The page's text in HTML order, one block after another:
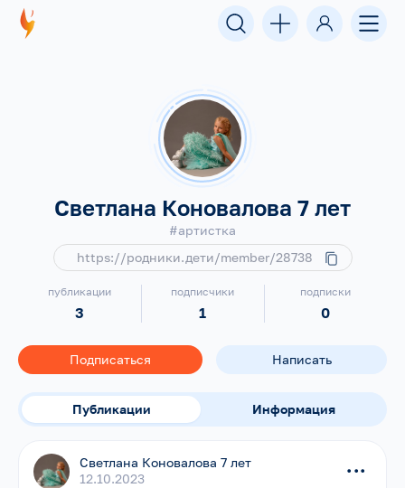
Светлана Коновалова 7 лет
#артистка
https://родники.дети/member/28738
публикации
3
подписчики
1
подписки
0
Подписаться Написать
Публикации Информация
Светлана Коновалова 7 лет
12.10.2023
...